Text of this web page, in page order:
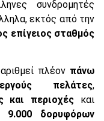
συνδρομητές
εκτός από την
επίγειος σταθμός
πλέον πάνω
πελάτες,
και περιοχές και
9.000 δορυφόρων